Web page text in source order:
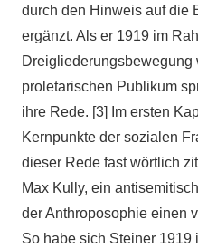
durch den Hinweis auf die
ergänzt. Als er 1919 im
Dreigliederungsbewegung
proletarischen Publikum
ihre Rede. [3] Im ersten
Kernpunkte der sozialen
dieser Rede fast wörtlich
Max Kully, ein
der Anthroposophie einen
So habe sich Steiner 1919